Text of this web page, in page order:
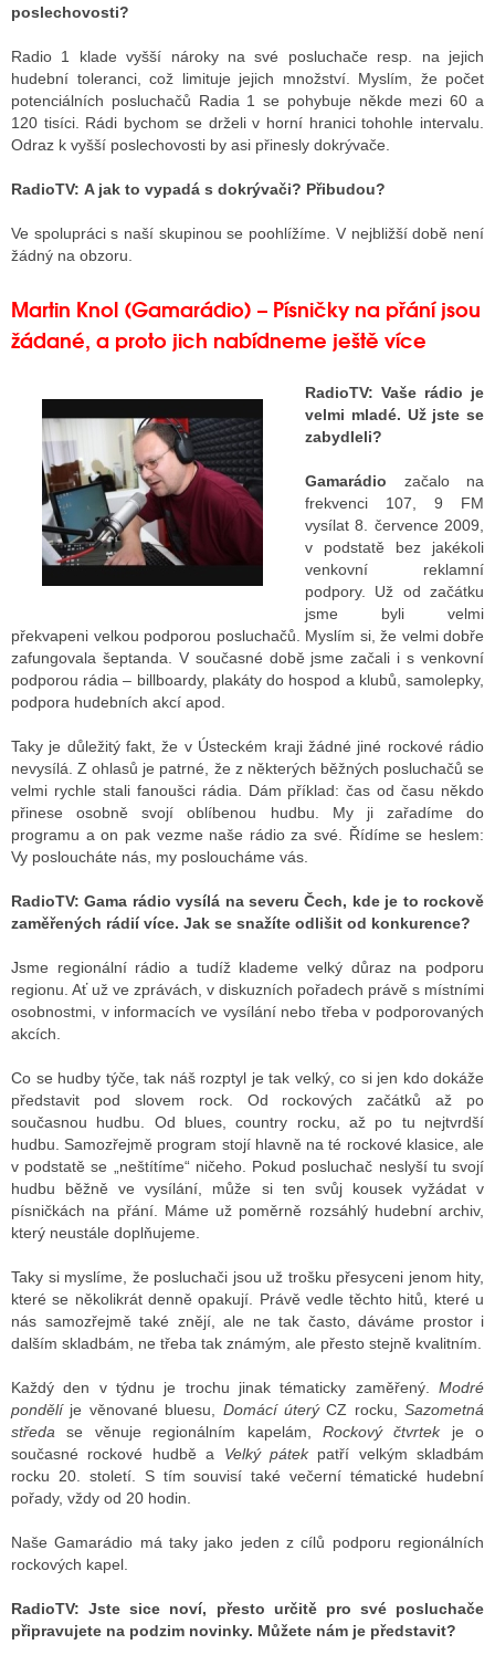
poslechovosti?
Radio 1 klade vyšší nároky na své posluchače resp. na jejich
hudební toleranci, což limituje jejich množství. Myslím, že počet
potenciálních posluchačů Radia 1 se pohybuje někde mezi 60 a
120 tisíci. Rádi bychom se drželi v horní hranici tohohle intervalu.
Odraz k vyšší poslechovosti by asi přinesly dokrývače.
RadioTV: A jak to vypadá s dokrývači? Přibudou?
Ve spolupráci s naší skupinou se poohlížíme. V nejbližší době není
žádný na obzoru.
Martin Knol (Gamarádio) – Písničky na přání jsou
žádané, a proto jich nabídneme ještě více
RadioTV: Vaše rádio je
velmi mladé. Už jste se
zabydleli?
Gamarádio začalo na
frekvenci 107, 9 FM
vysílat 8. července 2009,
v podstatě bez jakékoli
venkovní reklamní
podpory. Už od začátku
jsme byli velmi
překvapeni velkou podporou posluchačů. Myslím si, že velmi dobře
zafungovala šeptanda. V současné době jsme začali i s venkovní
podporou rádia – billboardy, plakáty do hospod a klubů, samolepky,
podpora hudebních akcí apod.
Taky je důležitý fakt, že v Ústeckém kraji žádné jiné rockové rádio
nevysílá. Z ohlasů je patrné, že z některých běžných posluchačů se
velmi rychle stali fanoušci rádia. Dám příklad: čas od času někdo
přinese osobně svojí oblíbenou hudbu. My ji zařadíme do
programu a on pak vezme naše rádio za své. Řídíme se heslem:
Vy posloucháte nás, my posloucháme vás.
RadioTV: Gama rádio vysílá na severu Čech, kde je to rockově
zaměřených rádií více. Jak se snažíte odlišit od konkurence?
Jsme regionální rádio a tudíž klademe velký důraz na podporu
regionu. Ať už ve zprávách, v diskuzních pořadech právě s místními
osobnostmi, v informacích ve vysílání nebo třeba v podporovaných
akcích.
Co se hudby týče, tak náš rozptyl je tak velký, co si jen kdo dokáže
představit pod slovem rock. Od rockových začátků až po
současnou hudbu. Od blues, country rocku, až po tu nejtvrdší
hudbu. Samozřejmě program stojí hlavně na té rockové klasice, ale
v podstatě se „neštítíme“ ničeho. Pokud posluchač neslyší tu svojí
hudbu běžně ve vysílání, může si ten svůj kousek vyžádat v
písničkách na přání. Máme už poměrně rozsáhlý hudební archiv,
který neustále doplňujeme.
Taky si myslíme, že posluchači jsou už trošku přesyceni jenom hity,
které se několikrát denně opakují. Právě vedle těchto hitů, které u
nás samozřejmě také znějí, ale ne tak často, dáváme prostor i
dalším skladbám, ne třeba tak známým, ale přesto stejně kvalitním.
Každý den v týdnu je trochu jinak tématicky zaměřený. Modré
pondělíje věnované bluesu, Domácí úterýCZ rocku, Sazometná
středa se věnuje regionálním kapelám, Rockový čtvrtekje o
současné rockové hudbě a Velký pátekpatří velkým skladbám
rocku 20. století. S tím souvisí také večerní tématické hudební
pořady, vždy od 20 hodin.
Naše Gamarádio má taky jako jeden z cílů podporu regionálních
rockových kapel.
RadioTV: Jste sice noví, přesto určitě pro své posluchače
připravujete na podzim novinky. Můžete nám je představit?